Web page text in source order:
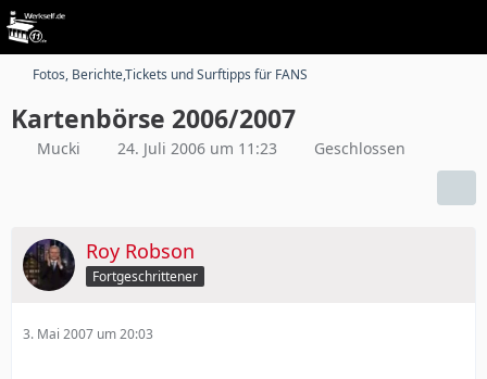
Fotos, Berichte,Tickets und Surftipps für FANS
Kartenbörse 2006/2007
Mucki 24. Juli 2006 um 11:23 Geschlossen
Roy Robson
Fortgeschrittener
3. Mai 2007 um 20:03